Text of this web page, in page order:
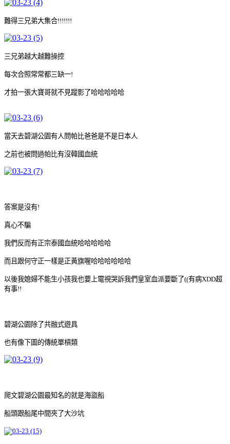
難得三兄弟大集合!!!!!!!
三兄弟越大越難操控
每次合照常常都三缺一!
才拍一張大寶哥就不見蹤影了哈哈哈哈哈
當天去碧湖公園有人問帕比爸爸是不是日本人
之前也被問過帕比有沒韓國血統
答案是沒有!
真心不騙
我們反而有正宗泰國血統哈哈哈哈哈
而且跟何守正一樣是正黃旗喔哈哈哈哈哈哈
以後我媳婦不能生小孩我也要上電視哭訴我們皇室血派要斷了((有病XDD超
有事!!
碧湖公園除了共融式遊具
也有像下圖的傳統單槓類
爬文碧湖公園最知名的就是海盜船
船頭跟船尾中間夾了大沙坑